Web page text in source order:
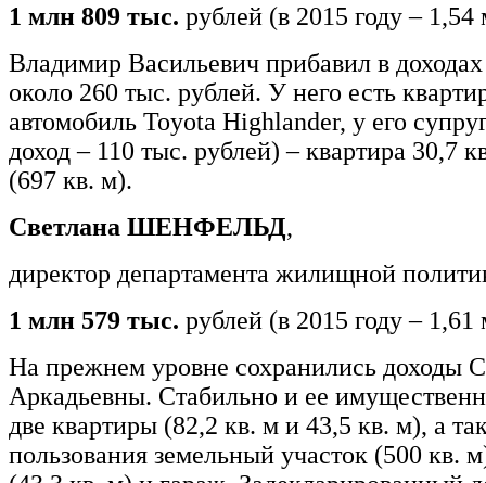
1 млн 809 тыс. рублей (в 2015 году –
Владимир Васильевич прибавил в
около 260 тыс. рублей. У него есть
автомобиль Toyota Highlander, у его
доход – 110 тыс. рублей) – квартира 30,7
(697 кв. м).
Светлана ШЕНФЕЛЬД,
директор департамента жилищной
1 млн 579 тыс. рублей (в 2015 году –
На прежнем уровне сохранились доходы
Аркадьевны. Стабильно и ее
две квартиры (82,2 кв. м и 43,5 кв. м), а
пользования земельный участок (500 кв.